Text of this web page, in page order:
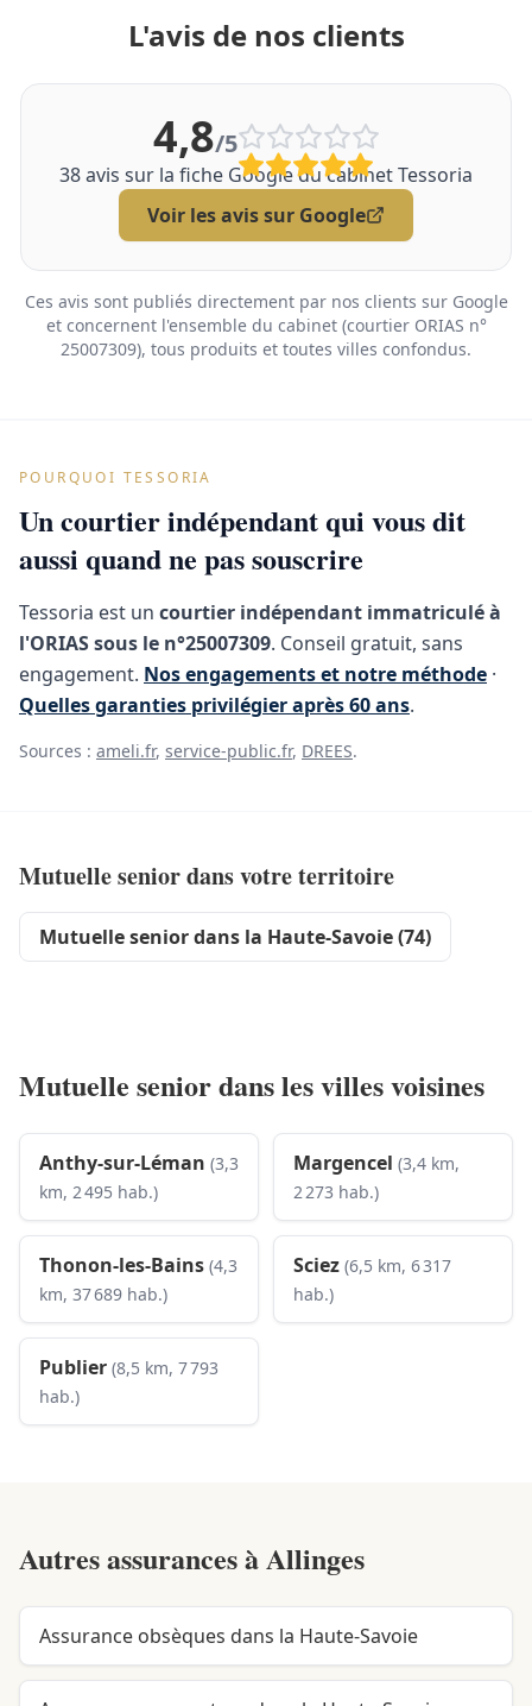
L'avis de nos clients
4,8/5
38avis sur la fiche Google du cabinet Tessoria
Voir les avis sur Google
Ces avis sont publiés directement par nos clients sur Google
et concernent l'ensemble du cabinet (courtier ORIAS n°
25007309), tous produits et toutes villes confondus.
POURQUOI TESSORIA
Un courtier indépendant qui vous dit
aussi quand ne pas souscrire
Tessoria est un courtier indépendant immatriculé à
l'ORIAS sous le n°25007309. Conseil gratuit, sans
engagement. Nos engagements et notre méthode ·
Quelles garanties privilégier après 60 ans.
Sources : ameli.fr, service-public.fr, DREES.
Mutuelle senior dans votre territoire
Mutuelle senior dans la Haute-Savoie (74)
Mutuelle senior dans les villes voisines
Anthy-sur-Léman (3,3
km, 2 495 hab.)
Margencel (3,4 km,
2 273 hab.)
Thonon-les-Bains (4,3
km, 37 689 hab.)
Sciez (6,5 km, 6 317
hab.)
Publier (8,5 km, 7 793
hab.)
Autres assurances àAllinges
Assurance obsèques dans la Haute-Savoie